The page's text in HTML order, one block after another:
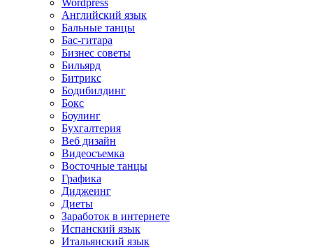
Wordpress
Английский язык
Бальные танцы
Бас-гитара
Бизнес советы
Бильярд
Битрикс
Бодибилдинг
Бокс
Боулинг
Бухгалтерия
Веб дизайн
Видеосъемка
Восточные танцы
Графика
Диджеинг
Диеты
Заработок в интернете
Испанский язык
Итальянский язык